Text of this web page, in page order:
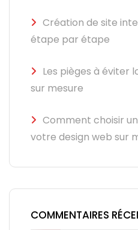
Création de site
étape par étape
Les pièges à éviter
sur mesure
Comment choisir
votre design web sur
COMMENTAIRES